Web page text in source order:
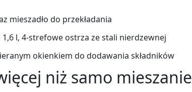
mieszadło do przekładania
l, 4-strefowe ostrza ze stali nierdzewnej
okienkiem do dodawania składników
niż samo mieszanie